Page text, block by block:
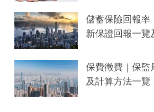
儲蓄保險回報率
新保證回報一覽
保費徵費｜保監
及計算方法一覽